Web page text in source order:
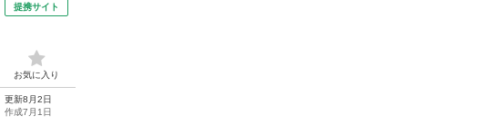
提携サイト
お気に入り
更新8月2日
作成7月1日